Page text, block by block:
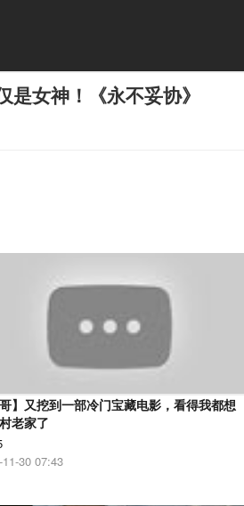
是女神！《永不妥协》
哥】又挖到一部冷门宝藏电影，看得我都想
老家了
30 07:43